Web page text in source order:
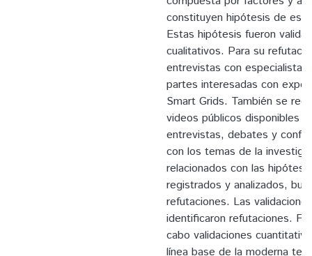
constituyen hipótesis de
Estas hipótesis fueron
cualitativos. Para su
entrevistas con
partes interesadas con
Smart Grids. También se
videos públicos disponibles
entrevistas, debates y
con los temas de la
relacionados con las
registrados y analizados,
refutaciones. Las
identificaron refutaciones.
cabo validaciones
línea base de la moderna